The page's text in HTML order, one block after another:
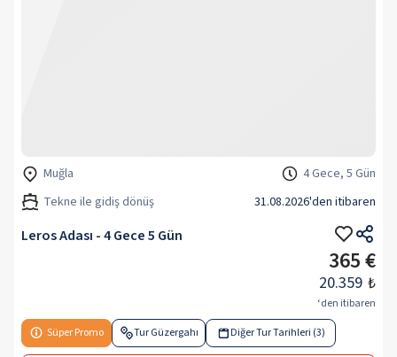
Muğla
4 Gece, 5 Gün
Tekne ile gidiş dönüş
31.08.2026'den itibaren
Leros Adası - 4 Gece 5 Gün
365 €
20.359 ₺
‘den itibaren
Süper Promo
Tur Güzergahı Diğer Tur Tarihleri (3)